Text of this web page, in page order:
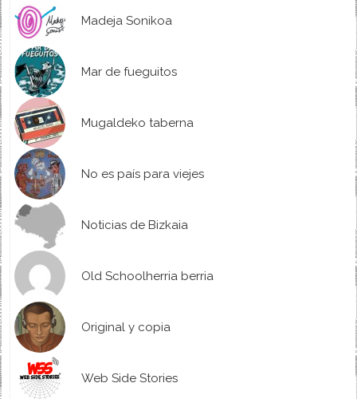
Madeja Sonikoa
Mar de fueguitos
Mugaldeko taberna
No es país para viejes
Noticias de Bizkaia
Old Schoolherria berria
Original y copia
Web Side Stories